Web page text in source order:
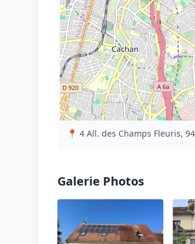
📍 4 All. des Champs Fleuris,
Galerie Photos